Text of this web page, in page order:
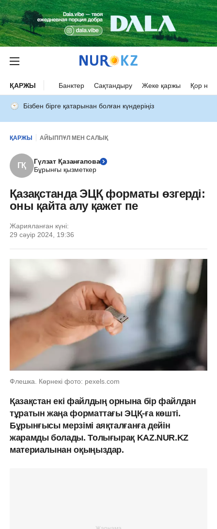
ҚАРЖЫ Банктер Сақтандыру Жеке қаржы Қор
Бізбен бірге қатарынан болған күндеріңіз
ҚАРЖЫ АЙЫППҰЛ МЕН САЛЫҚ
ГҚ
Гүлзат Қазанғапова
Бұрынғы қызметкер
Қазақстанда ЭЦҚ форматы өзгерді:
оны қайта алу қажет пе
Жарияланған күні:
29 сәуір 2024, 19:36
Флешка. Көрнекі фото: pexels.com
Қазақстан екі файлдың орнына бір файлдан
тұратын жаңа форматтағы ЭЦҚ-ға көшті.
Бұрынғысы мерзімі аяқталғанға дейін
жарамды болады. Толығырақ KAZ.NUR.KZ
материалынан оқыңыздар.